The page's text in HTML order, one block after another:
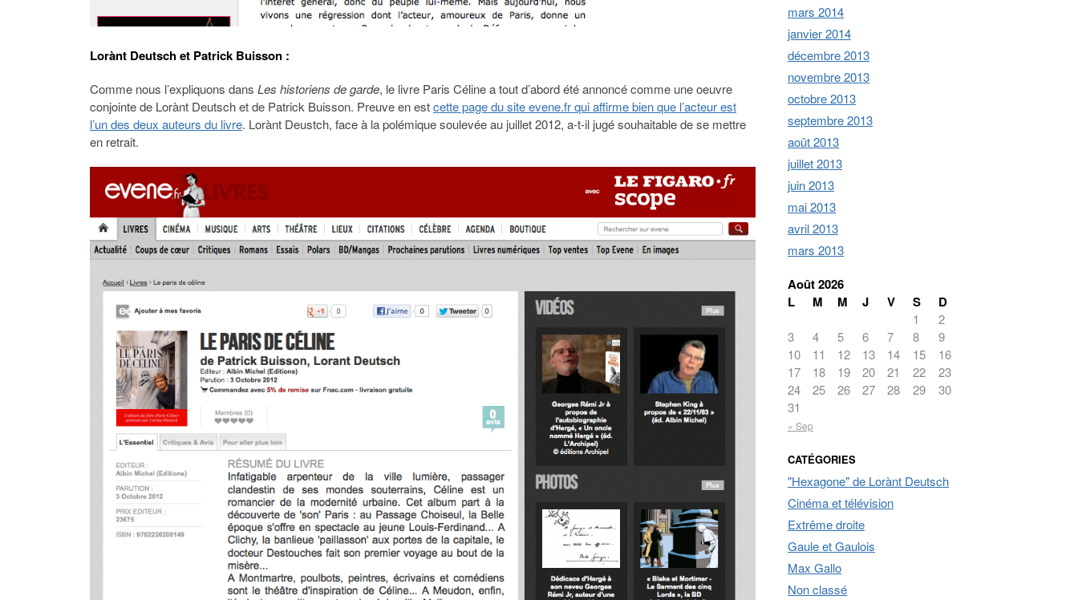
Lorànt Deutsch et Patrick Buisson :
Comme nous l’expliquons dans Les historiens de garde, le livre Paris Céline a tout d’abord été annoncé comme une oeuvre
conjointe de Lorànt Deutsch et de Patrick Buisson. Preuve en estcette page du site evene.fr qui affirme bien que l’acteur est
l’un des deux auteurs du livre. Lorànt Deustch, face à la polémique soulevée au juillet 2012, a-t-il jugé souhaitable de se mettre
en retrait.
mars 2014
janvier 2014
décembre 2013
novembre 2013
octobre 2013
septembre 2013
août 2013
juillet 2013
juin 2013
mai 2013
avril 2013
mars 2013
Août 2026
L
M M J V S D
« Sep
1
2
3
4 5 6 7 8
9
10
11 12 13 14 15
16
17
18 19 20 21 22
23
24
25 26 27 28 29
30
31
CATÉGORIES
"Hexagone" de Lorànt Deutsch
Cinéma et télévision
Extrême droite
Gaule et Gaulois
Max Gallo
Non classé